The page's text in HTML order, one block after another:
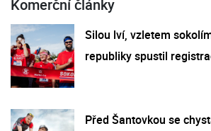
Komerční články
Silou lví, vzletem
republiky spustil
Před Šantovkou se